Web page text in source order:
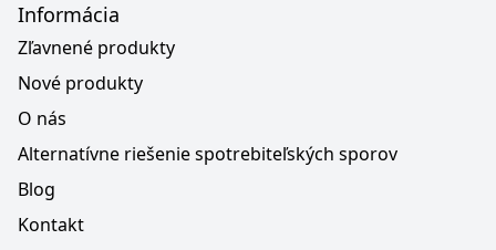
Informácia
Zľavnené produkty
Nové produkty
O nás
Alternatívne riešenie spotrebiteľských sporov
Blog
Kontakt